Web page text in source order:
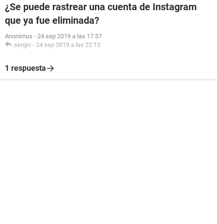
¿Se puede rastrear una cuenta de Instagram
que ya fue eliminada?
Anonimus - 24 sep 2019 a las 17:57
sergio - 24 sep 2019 a las 22:13
1 respuesta